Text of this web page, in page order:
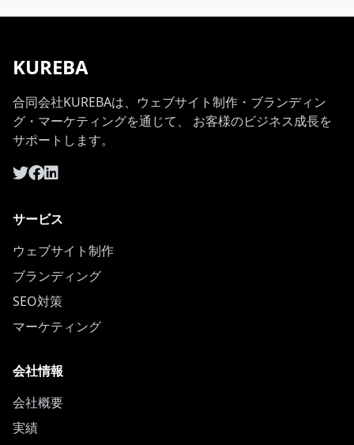
KUREBA
合同会社KUREBAは、ウェブサイト制作・ブランディン
グ・マーケティングを通じて、 お客様のビジネス成長を
サポートします。
サービス
ウェブサイト制作
ブランディング
SEO対策
マーケティング
会社情報
会社概要
実績